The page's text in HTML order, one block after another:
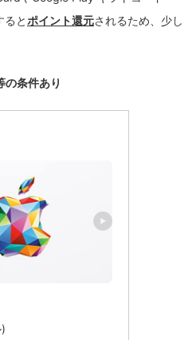
ると ポイント還元されるため、少し
条件あり